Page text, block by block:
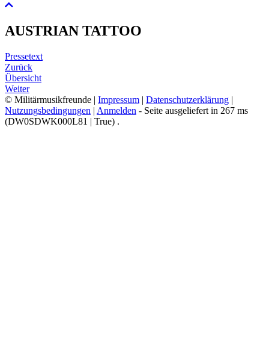
AUSTRIAN TATTOO
Pressetext
Zurück
Übersicht
Weiter
© Militärmusikfreunde | Impressum | Datenschutzerklärung |
Nutzungsbedingungen | Anmelden - Seite ausgeliefert in 267 ms
(DW0SDWK000L81 | True) .